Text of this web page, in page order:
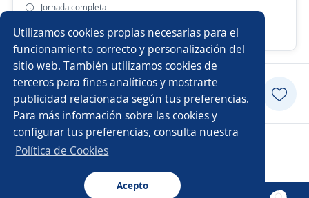
Utilizamos cookies propias necesarias para el
funcionamiento correcto y personalización del
sitio web. También utilizamos cookies de
terceros para fines analíticos y mostrarte
publicidad relacionada según tus preferencias.
Para más información sobre las cookies y
configurar tus preferencias, consulta nuestra
Política de Cookies
Acepto
Jornada completa
Hace 2 días
Postularme
Copyright 2014 - 2026 DGNET LTD.
Aviso legal